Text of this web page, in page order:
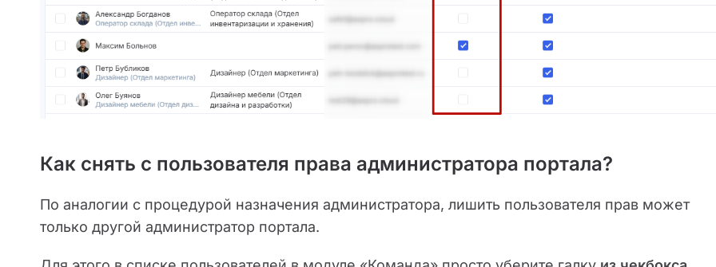
Как снять с пользователя права администратора портала?
По аналогии с процедурой назначения администратора, лишить пользователя прав может
только другой администратор портала.